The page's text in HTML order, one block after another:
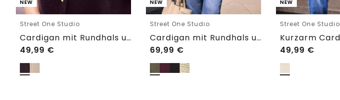
NEW
Street One Studio
Cardigan mit Rundhals und Knöpfen
49,99 €
NEW
Street One Studio
Cardigan mit Rundhals und Zipper
69,99 €
NEW
Street One Studio
49,99 €